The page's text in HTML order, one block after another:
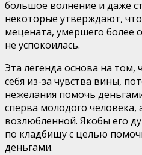
большое волнение и даже
некоторые утверждают,
мецената, умершего более
не успокоилась.
Эта легенда основа на том,
себя из-за чувства вины,
нежелания помочь
сперва молодого человека,
возлюбленной. Якобы его
по кладбищу с целью
деньгами.